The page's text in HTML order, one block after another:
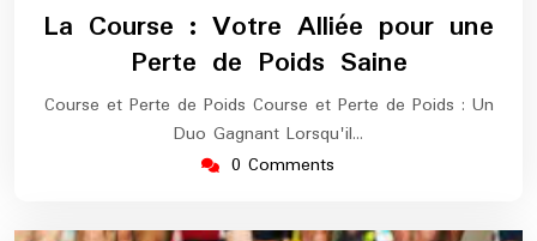
octobre
2025
marathon
La Course : Votre Alliée pour une
Perte de Poids Saine
Course et Perte de Poids Course et Perte de Poids : Un
Duo Gagnant Lorsqu'il…
0 Comments